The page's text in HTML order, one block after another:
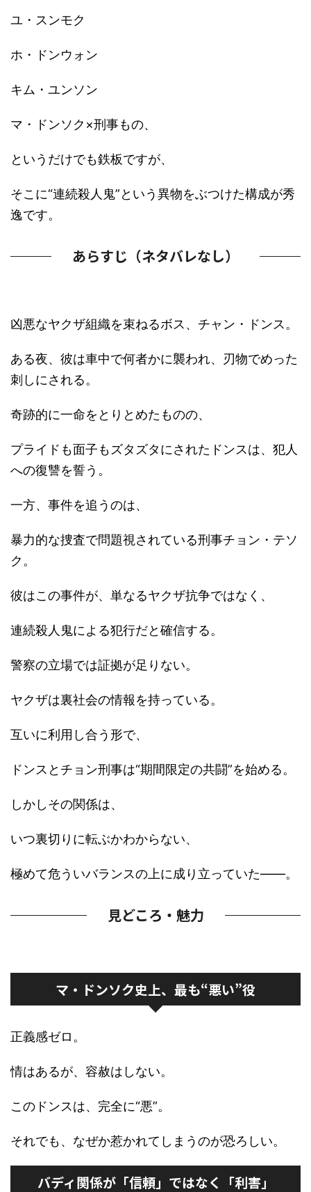
ユ・スンモク
ホ・ドンウォン
キム・ユンソン
マ・ドンソク×刑事もの、
というだけでも鉄板ですが、
そこに“連続殺人鬼”という異物をぶつけた構成が秀
逸です。
あらすじ（ネタバレなし）
凶悪なヤクザ組織を束ねるボス、チャン・ドンス。
ある夜、彼は車中で何者かに襲われ、刃物でめった
刺しにされる。
奇跡的に一命をとりとめたものの、
プライドも面子もズタズタにされたドンスは、犯人
への復讐を誓う。
一方、事件を追うのは、
暴力的な捜査で問題視されている刑事チョン・テソ
ク。
彼はこの事件が、単なるヤクザ抗争ではなく、
連続殺人鬼による犯行だと確信する。
警察の立場では証拠が足りない。
ヤクザは裏社会の情報を持っている。
互いに利用し合う形で、
ドンスとチョン刑事は“期間限定の共闘”を始める。
しかしその関係は、
いつ裏切りに転ぶかわからない、
極めて危ういバランスの上に成り立っていた――。
見どころ・魅力
マ・ドンソク史上、最も“悪い”役
正義感ゼロ。
情はあるが、容赦はしない。
このドンスは、完全に“悪”。
それでも、なぜか惹かれてしまうのが恐ろしい。
バディ関係が「信頼」ではなく「利害」